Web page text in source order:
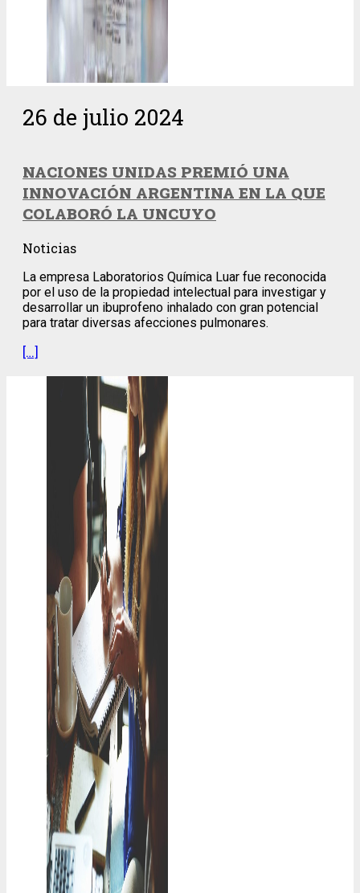
26 de julio 2024
NACIONES UNIDAS PREMIÓ UNA
INNOVACIÓN ARGENTINA EN LA QUE
COLABORÓ LA UNCUYO
Noticias
La empresa Laboratorios Química Luar fue reconocida
por el uso de la propiedad intelectual para investigar y
desarrollar un ibuprofeno inhalado con gran potencial
para tratar diversas afecciones pulmonares.
[…]